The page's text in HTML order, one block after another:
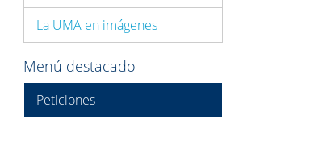
La UMA en imágenes
Menú destacado
Peticiones